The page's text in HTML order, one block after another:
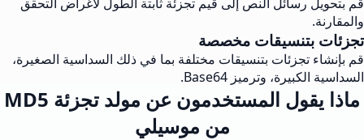
والمقارنة.
تجزئات بتنسيقات مخصصة
قم بإنشاء تجزئات بتنسيقات مختلفة بما في ذلك السداسية الصغيرة،
السداسية الكبيرة، وترميز Base64.
ماذا يقول المستخدمون عن مولد تجزئة MD5
من موسيلي